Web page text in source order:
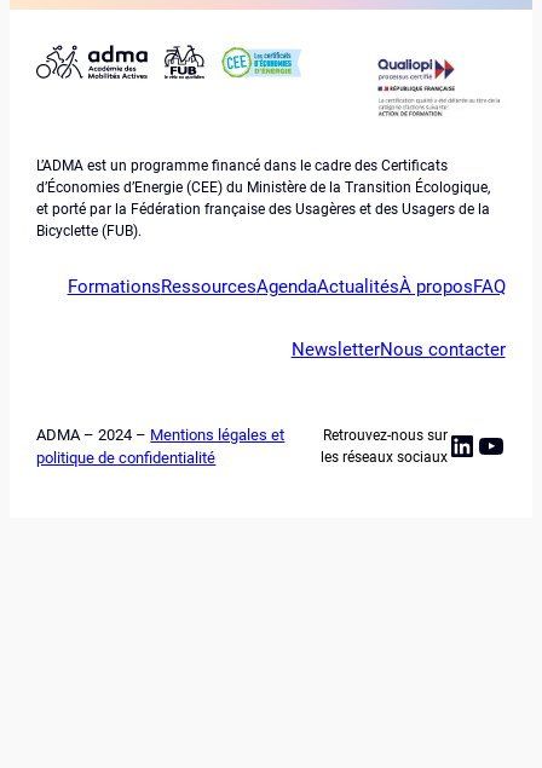
L’ADMA est un programme financé dans le cadre des Certificats
d’Économies d’Energie (CEE) du Ministère de la Transition Écologique,
et porté par la Fédération française des Usagères et des Usagers de la
Bicyclette (FUB).
FormationsRessourcesAgendaActualitésÀ proposFAQ
NewsletterNous contacter
ADMA – 2024 – Mentions légales et
politique de confidentialité
Retrouvez-nous sur
les réseaux sociaux